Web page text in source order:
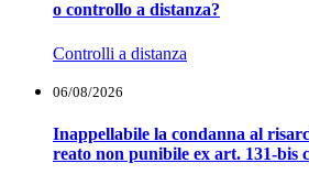
o controllo a distanza?
Controlli a distanza
06/08/2026
Inappellabile la condanna al
reato non punibile ex art. 131-bis